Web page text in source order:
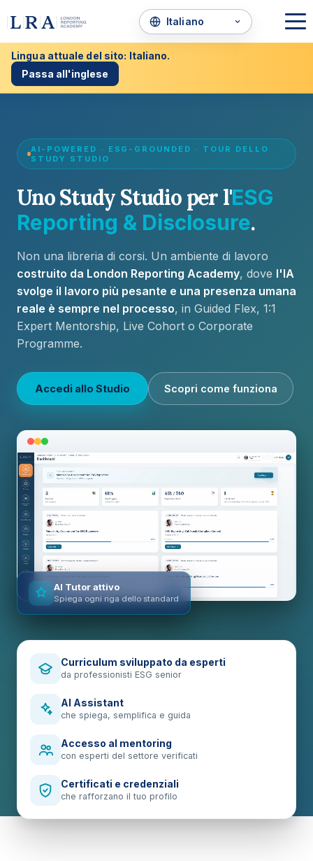
Lingua attuale del sito: Italiano.
Passa all'inglese
AI-POWERED · ESG-GROUNDED · TOUR DELLO
STUDY STUDIO
Uno Study Studio per l'ESG
Reporting & Disclosure.
Non una libreria di corsi. Un ambiente di lavoro
costruito da London Reporting Academy, dove l'IA
svolge il lavoro più pesante e una presenza umana
reale è sempre nel processo, in Guided Flex, 1:1
Expert Mentorship, Live Cohort o Corporate
Programme.
Accedi allo Studio Scopri come funziona
AI Tutor attivo
Spiega ogni riga dello standard
Curriculum sviluppato da esperti
da professionisti ESG senior
AI Assistant
che spiega, semplifica e guida
Accesso al mentoring
con esperti del settore verificati
Certificati e credenziali
che rafforzano il tuo profilo